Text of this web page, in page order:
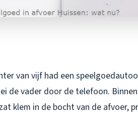
van vijf had een
de vader door de telefoon. Binnen
klem in de bocht van de afvoer,